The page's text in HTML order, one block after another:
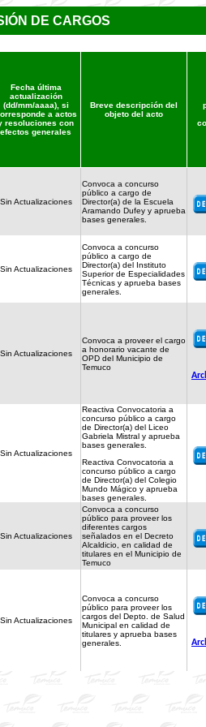
DE CARGOS
Fecha última
actualización
(dd/mm/aaaa), si
a actos
resoluciones con
efectos generales
Breve descripción del
objeto del acto
Sin Actualizaciones
Convoca a concurso
público a cargo de
Director(a) de la Escuela
Aramando Dufey y aprueba
bases generales.
Sin Actualizaciones
Convoca a concurso
público a cargo de
Director(a) del Instituto
Superior de Especialidades
Técnicas y aprueba bases
generales.
Sin Actualizaciones
Convoca a proveer el cargo
a honorario vacante de
OPD del Municipio de
Temuco
Sin Actualizaciones
Reactiva Convocatoria a
concurso público a cargo
de Director(a) del Liceo
Gabriela Mistral y aprueba
bases generales.
Reactiva Convocatoria a
concurso público a cargo
de Director(a) del Colegio
Mundo Mágico y aprueba
bases generales.
Sin Actualizaciones
Convoca a concurso
público para proveer los
diferentes cargos
señalados en el Decreto
Alcaldicio, en calidad de
titulares en el Municipio de
Temuco
Sin Actualizaciones
Convoca a concurso
público para proveer los
cargos del Depto. de Salud
Municipal en calidad de
titulares y aprueba bases
generales.